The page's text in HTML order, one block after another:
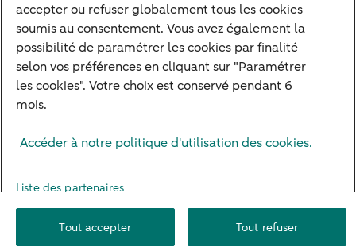
Banque à distance
Actualités
Contact
Plan du site
Autres sites
Protection des Données
Paramètres des cookies Formulaire de résiliation
accepter ou refuser globalement tous les cookies
soumis au consentement. Vous avez également la
possibilité de paramétrer les cookies par finalité
selon vos préférences en cliquant sur "Paramétrer
les cookies". Votre choix est conservé pendant 6
mois.
Accéder à notre politique d'utilisation des cookies.
Liste des partenaires
Tout accepter Tout refuser